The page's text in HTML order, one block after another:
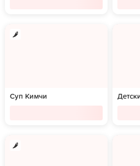
Суп Кимчи